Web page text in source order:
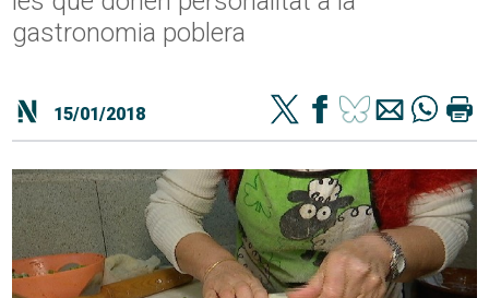
gastronomia poblera
15/01/2018